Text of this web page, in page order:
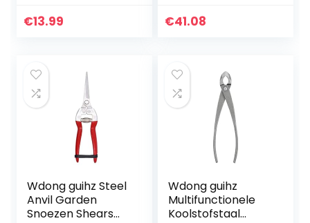
klem
€13.99
tuin
€41.08
Wdong guihz Steel
Anvil Garden
Snoezen Shears
Wdong guihz
Multifunctionele
Koolstofstaal